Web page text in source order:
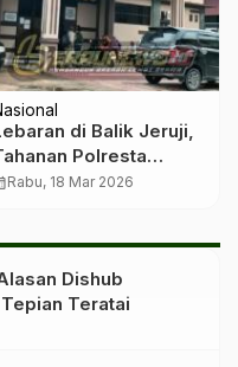
di Balik Jeruji,
Polresta
Tetap Bisa
Rabu, 18 Mar 2026
Dishub
Teratai